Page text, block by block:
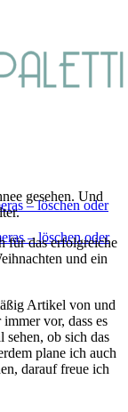
gesehen. Und
für das erfolgreiche
und ein
Artikel von und
vor, dass es
sehen, ob sich das
plane ich auch
darauf freue ich
– löschen oder
– löschen oder